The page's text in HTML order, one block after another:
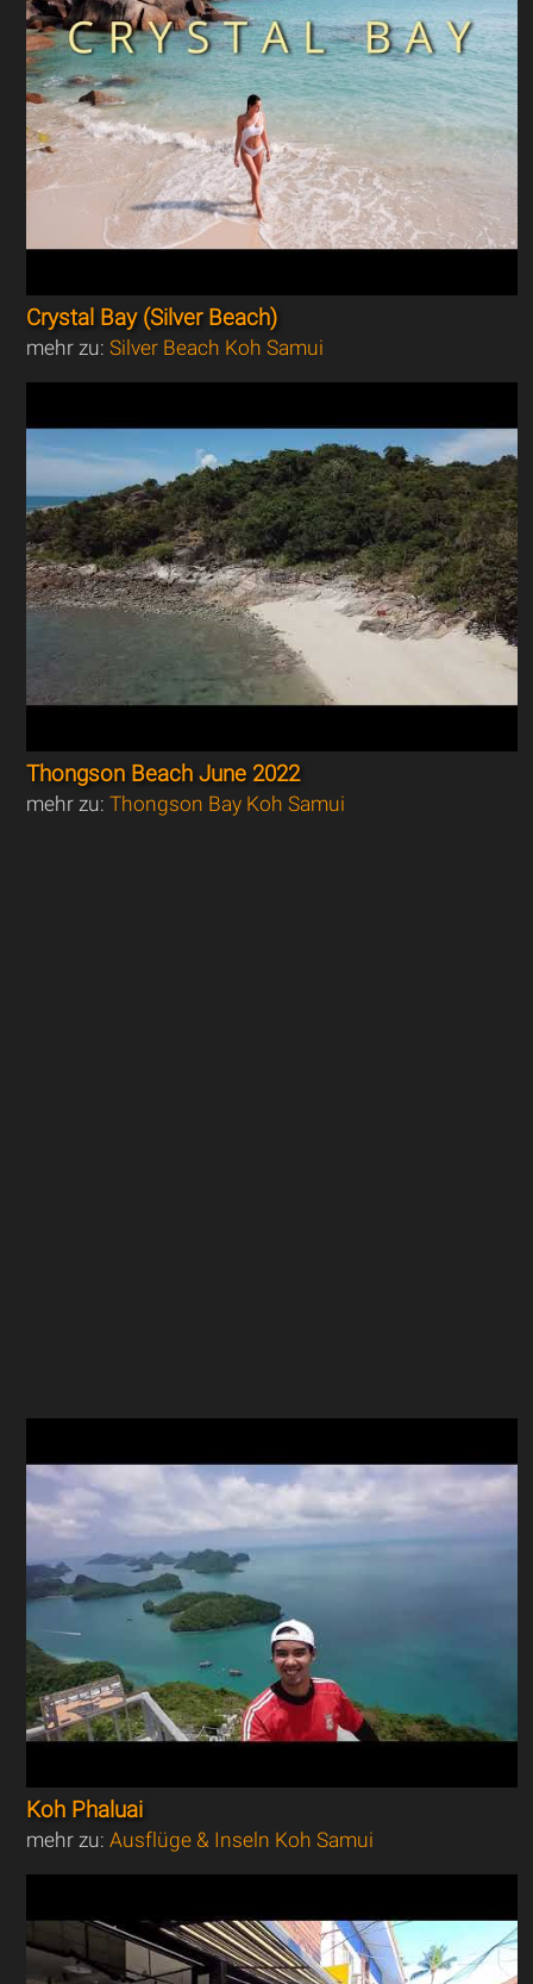
Crystal Bay (Silver Beach)
mehr zu:Silver Beach Koh Samui
Thongson Beach June 2022
mehr zu:Thongson Bay Koh Samui
Koh Phaluai
mehr zu:Ausflüge & Inseln Koh Samui